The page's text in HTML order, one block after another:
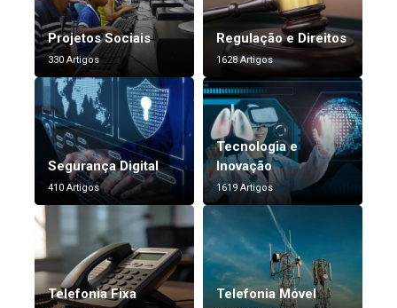
Projetos Sociais
330 Artigos
Regulação e Direitos
1628 Artigos
Segurança Digital
410 Artigos
Tecnologia e
Inovação
1619 Artigos
Telefonia Fixa Telefonia Móvel